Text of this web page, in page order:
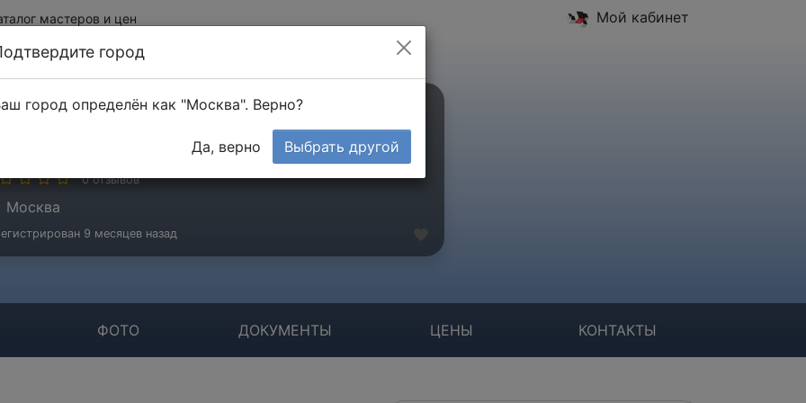
мастеров и цен Мой кабинет
«Гарант-Качества»
0 отзывов
Москва
9 месяцев назад
ФОТО ДОКУМЕНТЫ ЦЕНЫ КОНТАКТЫ
город
город определён как "Москва". Верно?
Да, верно Выбрать другой